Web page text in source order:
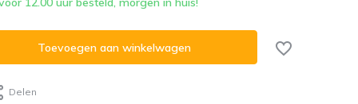
Toevoegen aan winkelwagen
Delen